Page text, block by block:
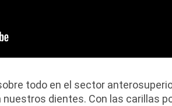
todo en el sector
dientes. Con las carillas